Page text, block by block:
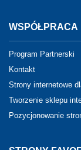
WSPÓŁPRACA
Program Partnerski
Kontakt
Strony internetowe
Tworzenie sklepu
Pozycjonowanie